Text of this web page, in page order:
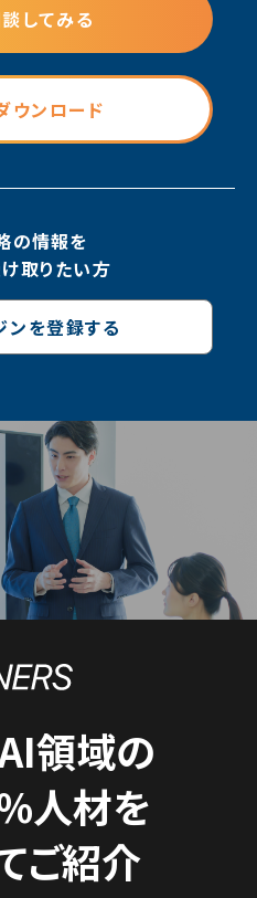
してみる
ウンロード
の情報を
取りたい方
ンを登録する
領域の
人材を
ご紹介